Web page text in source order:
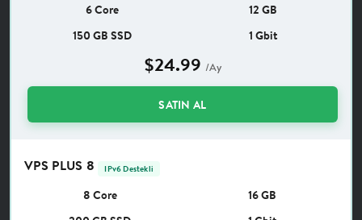
6 Core
12 GB
150 GB SSD
1 Gbit
$24.99 /Ay
SATIN AL
VPS PLUS 8 IPv6 Destekli
8 Core
16 GB